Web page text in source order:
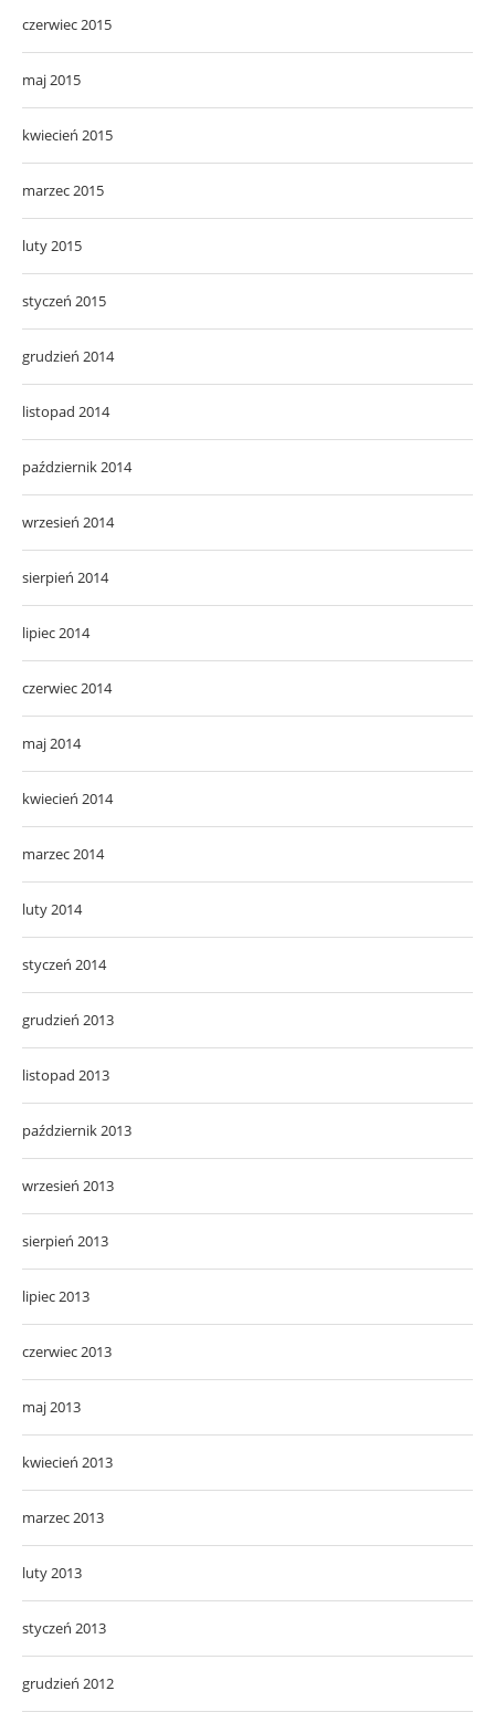
czerwiec 2015
maj 2015
kwiecień 2015
marzec 2015
luty 2015
styczeń 2015
grudzień 2014
listopad 2014
październik 2014
wrzesień 2014
sierpień 2014
lipiec 2014
czerwiec 2014
maj 2014
kwiecień 2014
marzec 2014
luty 2014
styczeń 2014
grudzień 2013
listopad 2013
październik 2013
wrzesień 2013
sierpień 2013
lipiec 2013
czerwiec 2013
maj 2013
kwiecień 2013
marzec 2013
luty 2013
styczeń 2013
grudzień 2012